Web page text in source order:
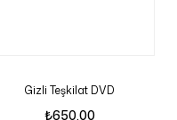
Gizli Teşkilat DVD
₺650,00